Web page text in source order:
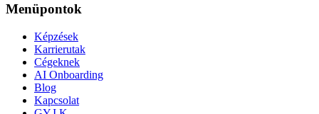
Menüpontok
Képzések
Karrierutak
Cégeknek
AI Onboarding
Blog
Kapcsolat